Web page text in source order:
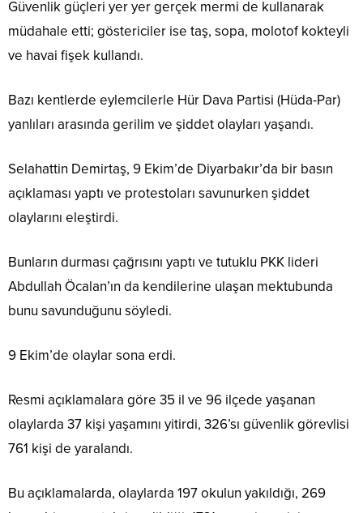
Güvenlik güçleri yer yer gerçek mermi de kullanarak
müdahale etti; göstericiler ise taş, sopa, molotof kokteyli
ve havai fişek kullandı.
Bazı kentlerde eylemcilerle Hür Dava Partisi (Hüda-Par)
yanlıları arasında gerilim ve şiddet olayları yaşandı.
Selahattin Demirtaş, 9 Ekim’de Diyarbakır’da bir basın
açıklaması yaptı ve protestoları savunurken şiddet
olaylarını eleştirdi.
Bunların durması çağrısını yaptı ve tutuklu PKK lideri
Abdullah Öcalan’ın da kendilerine ulaşan mektubunda
bunu savunduğunu söyledi.
9 Ekim’de olaylar sona erdi.
Resmi açıklamalara göre 35 il ve 96 ilçede yaşanan
olaylarda 37 kişi yaşamını yitirdi, 326’sı güvenlik görevlisi
761 kişi de yaralandı.
Bu açıklamalarda, olaylarda 197 okulun yakıldığı, 269